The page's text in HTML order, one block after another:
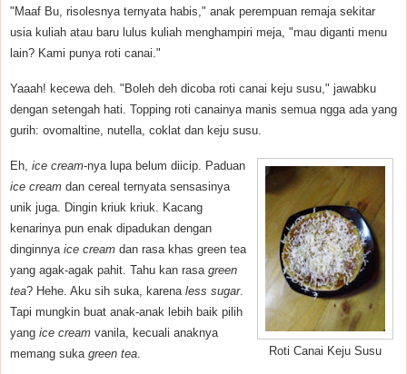
"Maaf Bu, risolesnya ternyata habis," anak perempuan remaja sekitar
usia kuliah atau baru lulus kuliah menghampiri meja, "mau diganti menu
lain? Kami punya roti canai."
Yaaah! kecewa deh. "Boleh deh dicoba roti canai keju susu," jawabku
dengan setengah hati. Topping roti canainya manis semua ngga ada yang
gurih: ovomaltine, nutella, coklat dan keju susu.
Roti Canai Keju Susu
Eh, ice cream-nya lupa belum diicip. Paduan
ice cream dan cereal ternyata sensasinya
unik juga. Dingin kriuk kriuk. Kacang
kenarinya pun enak dipadukan dengan
dinginnya ice cream dan rasa khas green tea
yang agak-agak pahit. Tahu kan rasa green
tea? Hehe. Aku sih suka, karena less sugar.
Tapi mungkin buat anak-anak lebih baik pilih
yang ice cream vanila, kecuali anaknya
memang suka green tea.